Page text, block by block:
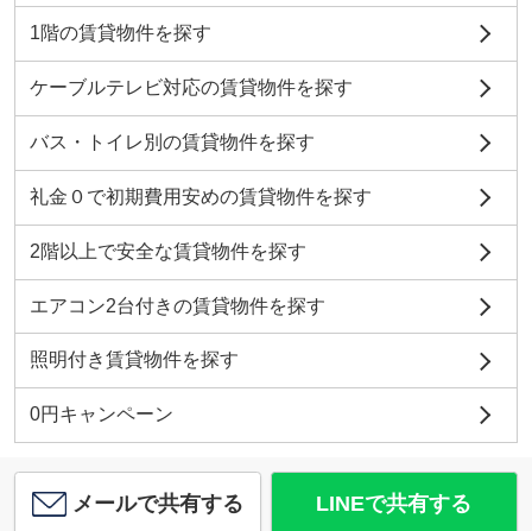
1階の賃貸物件を探す
ケーブルテレビ対応の賃貸物件を探す
バス・トイレ別の賃貸物件を探す
礼金０で初期費用安めの賃貸物件を探す
2階以上で安全な賃貸物件を探す
エアコン2台付きの賃貸物件を探す
照明付き賃貸物件を探す
0円キャンペーン
メールで共有する LINEで共有する